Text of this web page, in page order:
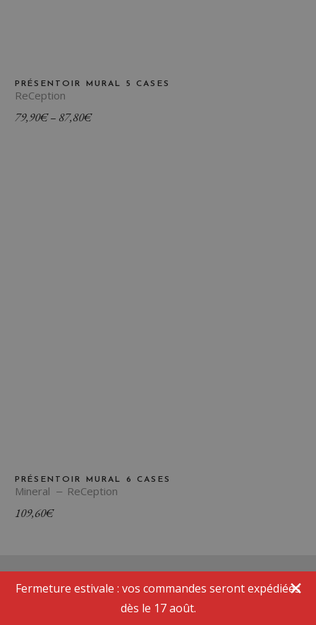
PRÉSENTOIR MURAL 5 CASES
ReCeption
79,90€– 87,80€
Plage
PRÉSENTOIR MURAL 6 CASES
Mineral ReCeption
109,60€
Une question ? Un besoin ?
Fermeture estivale : vos commandes seront expédiées
dès le 17 août.